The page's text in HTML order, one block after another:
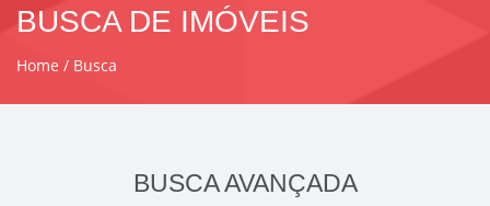
BUSCA DE IMÓVEIS
Home Busca
BUSCA AVANÇADA